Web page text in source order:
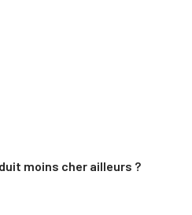
moins cher ailleurs ?